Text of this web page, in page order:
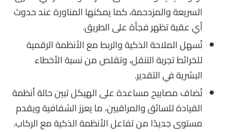
السريعة والمزدحمة، كما يمكنها المناورة عند حدوث
أي عقبة تظهر فجأة على الطريق.
تُسهل الملاحة الذكية والربط مع الأنظمة الرقمية
للخرائط تجربة التنقل، وتقلص من نسبة الأخطاء
البشرية في التقدير.
تُضاف مصابيح مساعدة على الهيكل تبين حالة أنظمة
القيادة للسائق والمراقبين، ما يعزز الشفافية ويقدم
مستوى جديدًا من تفاعل الأنظمة الذكية مع الركاب.